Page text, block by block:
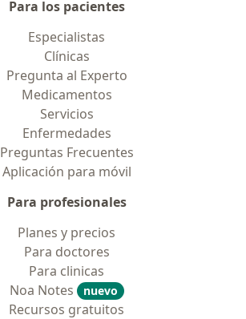
Para los pacientes
Especialistas
Clínicas
Pregunta al Experto
Medicamentos
Servicios
Enfermedades
Preguntas Frecuentes
Aplicación para móvil
Para profesionales
Planes y precios
Para doctores
Para clinicas
Noa Notes
nuevo
Recursos gratuitos